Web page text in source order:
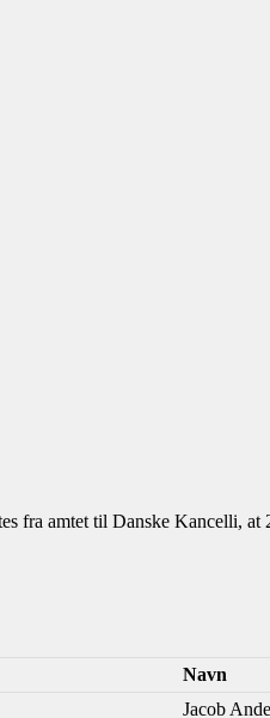
fra amtet til Danske Kancelli,
Navn
Jacob